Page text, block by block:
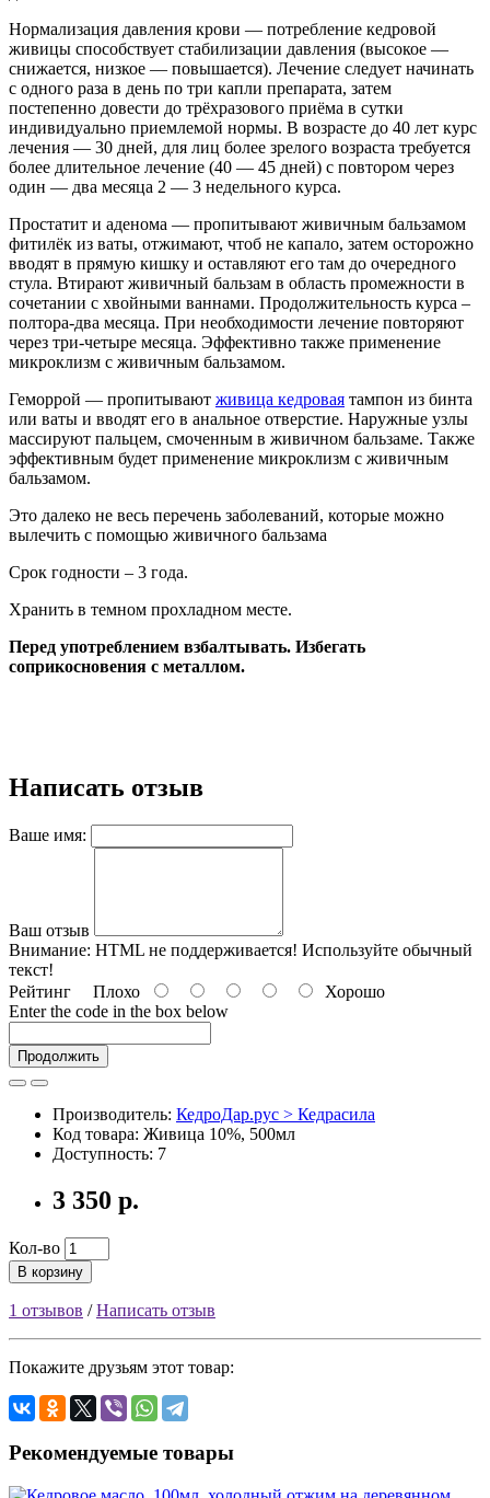
Нормализация давления крови — потребление кедровой
живицы способствует стабилизации давления (высокое —
снижается, низкое — повышается). Лечение следует начинать
с одного раза в день по три капли препарата, затем
постепенно довести до трёхразового приёма в сутки
индивидуально приемлемой нормы. В возрасте до 40 лет курс
лечения — 30 дней, для лиц более зрелого возраста требуется
более длительное лечение (40 — 45 дней) с повтором через
один — два месяца 2 — 3 недельного курса.
Простатит и аденома — пропитывают живичным бальзамом
фитилёк из ваты, отжимают, чтоб не капало, затем осторожно
вводят в прямую кишку и оставляют его там до очередного
стула. Втирают живичный бальзам в область промежности в
сочетании с хвойными ваннами. Продолжительность курса –
полтора-два месяца. При необходимости лечение повторяют
через три-четыре месяца. Эффективно также применение
микроклизм с живичным бальзамом.
Геморрой — пропитывают живица кедровая тампон из бинта
или ваты и вводят его в анальное отверстие. Наружные узлы
массируют пальцем, смоченным в живичном бальзаме. Также
эффективным будет применение микроклизм с живичным
бальзамом.
Это далеко не весь перечень заболеваний, которые можно
вылечить с помощью живичного бальзама
Срок годности – 3 года.
Хранить в темном прохладном месте.
Перед употреблением взбалтывать. Избегать
соприкосновения с металлом.
Написать отзыв
Ваше имя:
Ваш отзыв
Внимание: HTML не поддерживается! Используйте обычный
текст!
Рейтинг Плохо
Хорошо
Enter the code in the box below
Продолжить
Производитель: КедроДар.рус > Кедрасила
Код товара: Живица 10%, 500мл
Доступность: 7
3 350 р.
Кол-во
В корзину
1 отзывов /Написать отзыв
Покажите друзьям этот товар:
Рекомендуемые товары